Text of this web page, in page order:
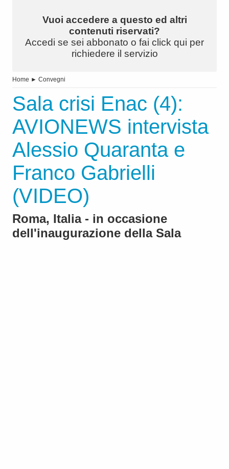
Vuoi accedere a questo ed altri
contenuti riservati?
Accedi se sei abbonato o fai click qui per
richiedere il servizio
Home ► Convegni
Sala crisi Enac (4):
AVIONEWS intervista
Alessio Quaranta e
Franco Gabrielli
(VIDEO)
Roma, Italia - in occasione
dell'inaugurazione della Sala